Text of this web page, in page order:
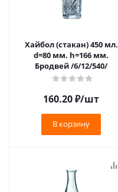
Хайбол (стакан) 450 мл.
d=80 мм. h=166 мм.
Бродвей /6/12/540/
160.20₽/шт
В корзину